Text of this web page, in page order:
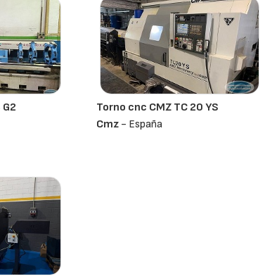
Torno cnc CMZ TC 20 YS
Cmz- España